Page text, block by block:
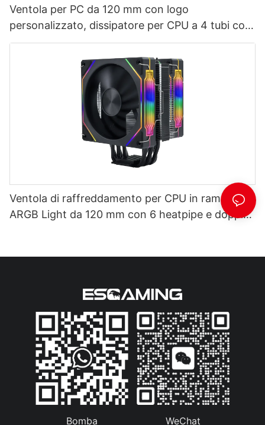
Ventola per PC da 120 mm con logo
personalizzato, dissipatore per CPU a 4 tubi con
display della temperatura EZ-4X
Ventola di raffreddamento per CPU in rame puro
ARGB Light da 120 mm con 6 heatpipe e doppia
Bomba WeChat